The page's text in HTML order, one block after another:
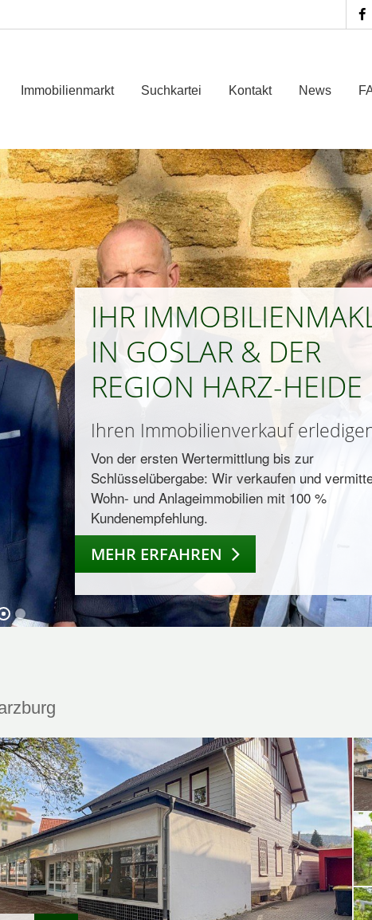
Immobilienmarkt Suchkartei Kontakt News
IHR
IN GOSLAR & DER
REGION HARZ-HEIDE
Ihren Immobilienverkauf
Von der ersten Wertermittlung bis zur
Schlüsselübergabe: Wir verkaufen und
Wohn- und Anlageimmobilien mit 100 %
Kundenempfehlung.
MEHR ERFAHREN